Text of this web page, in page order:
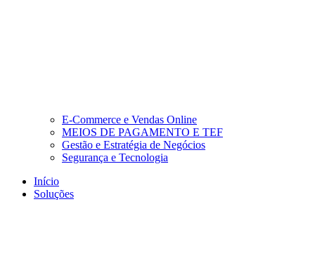
E-Commerce e Vendas Online
MEIOS DE PAGAMENTO E TEF
Gestão e Estratégia de Negócios
Segurança e Tecnologia
Início
Soluções